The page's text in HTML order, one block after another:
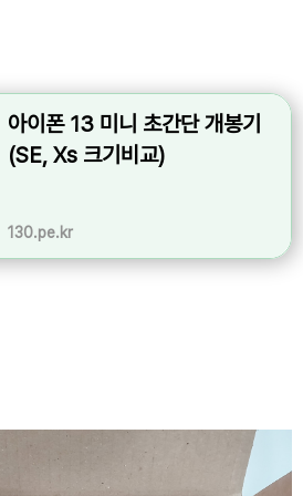
아이폰 13 미니 초간단 개봉기
(SE, Xs 크기비교)
130.pe.kr